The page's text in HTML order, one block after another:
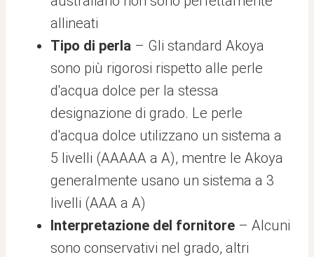
allineati
Tipo di perla – Gli standard Akoya
sono più rigorosi rispetto alle perle
d'acqua dolce per la stessa
designazione di grado. Le perle
d'acqua dolce utilizzano un sistema a
5 livelli (AAAAA a A), mentre le Akoya
generalmente usano un sistema a 3
livelli (AAA a A)
Interpretazione del fornitore – Alcuni
sono conservativi nel grado, altri